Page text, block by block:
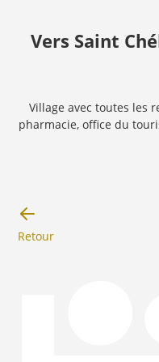
Vers Saint
Village avec toutes les
pharmacie, office du
Retour